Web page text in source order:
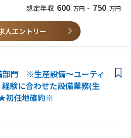
企業の経理部門での勤務経験
業務プロセスの企画・改善経験
統制（J-SOX）に関する知識・経験
想定年収 600 万円 ~ 750 万円
人エントリー
部門 ※生産設備～ユーティ
験に合わせた設備業務(生
初任地確約※